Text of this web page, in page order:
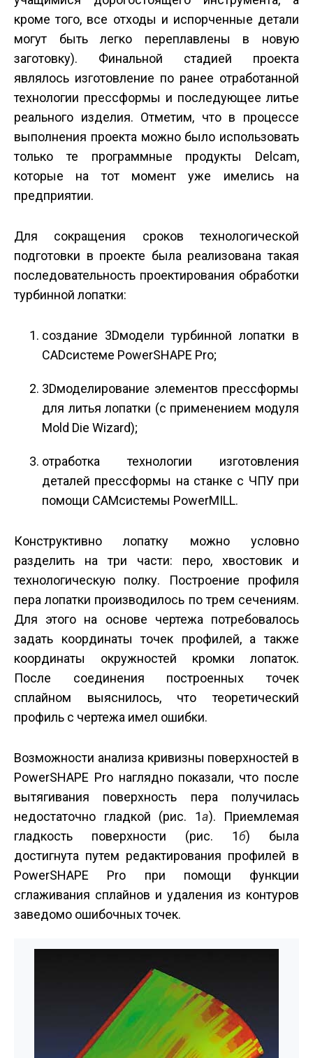
кроме того, все отходы и испорченные детали
могут быть легко переплавлены в новую
заготовку). Финальной стадией проекта
являлось изготовление по ранее отработанной
технологии пресс­формы и последующее литье
реального изделия. Отметим, что в процессе
выполнения проекта можно было использовать
только те программные продукты Delcam,
которые на тот момент уже имелись на
предприятии.
Для сокращения сроков технологической
подготовки в проекте была реализована такая
последовательность проектирования обработки
турбинной лопатки:
создание 3D­модели турбинной лопатки в
CAD­системе PowerSHAPE Pro;
3D­моделирование элементов пресс­формы
для литья лопатки (с применением модуля
Mold Die Wizard);
отработка технологии изготовления
деталей пресс­формы на станке с ЧПУ при
помощи CAM­системы PowerMILL.
Конструктивно лопатку можно условно
разделить на три части: перо, хвостовик и
технологическую полку. Построение профиля
пера лопатки производилось по трем сечениям.
Для этого на основе чертежа потребовалось
задать координаты точек профилей, а также
координаты окружностей кромки лопаток.
После соединения построенных точек
сплайном выяснилось, что теоретический
профиль с чертежа имел ошибки.
Возможности анализа кривизны поверхностей в
PowerSHAPE Pro наглядно показали, что после
вытягивания поверхность пера получилась
недостаточно гладкой (рис. 1а). Приемлемая
гладкость поверхности (рис. 1б) была
достигнута путем редактирования профилей в
PowerSHAPE Pro при помощи функции
сглаживания сплайнов и удаления из контуров
заведомо ошибочных точек.